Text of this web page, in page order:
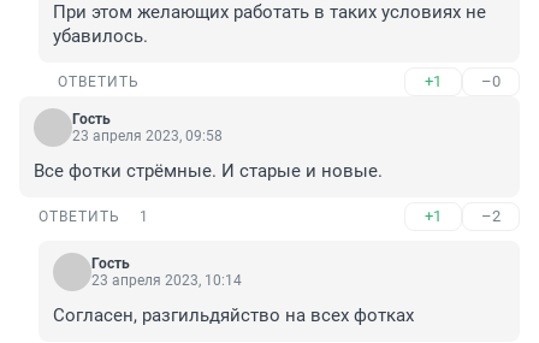
При этом желающих работать в таких условиях не
убавилось.
ОТВЕТИТЬ +1 –0
Гость
23 апреля 2023, 09:58
Все фотки стрёмные. И старые и новые.
ОТВЕТИТЬ 1 +1 –2
Гость
23 апреля 2023, 10:14
Согласен, разгильдяйство на всех фотках